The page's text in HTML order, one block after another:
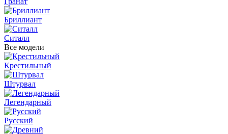
Бриллиант
Ситалл
Все модели
Крестильный
Штурвал
Легендарный
Русский